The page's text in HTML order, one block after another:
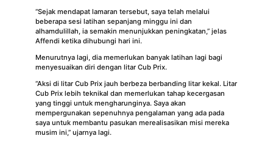
“Sejak mendapat lamaran tersebut, saya telah melalui
beberapa sesi latihan sepanjang minggu ini dan
alhamdulillah, ia semakin menunjukkan peningkatan,” jelas
Affendi ketika dihubungi hari ini.
Menurutnya lagi, dia memerlukan banyak latihan lagi bagi
menyesuaikan diri dengan litar Cub Prix.
“Aksi di litar Cub Prix jauh berbeza berbanding litar kekal. Litar
Cub Prix lebih teknikal dan memerlukan tahap kecergasan
yang tinggi untuk mengharunginya. Saya akan
mempergunakan sepenuhnya pengalaman yang ada pada
saya untuk membantu pasukan merealisasikan misi mereka
musim ini,” ujarnya lagi.